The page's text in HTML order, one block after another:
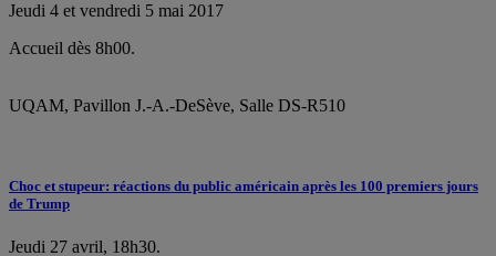
Jeudi 4 et vendredi 5 mai 2017
Accueil dès 8h00.
UQAM, Pavillon J.-A.-DeSève, Salle DS-R510
Choc et stupeur: réactions du public américain après les 100 premiers jours
de Trump
Jeudi 27 avril, 18h30.